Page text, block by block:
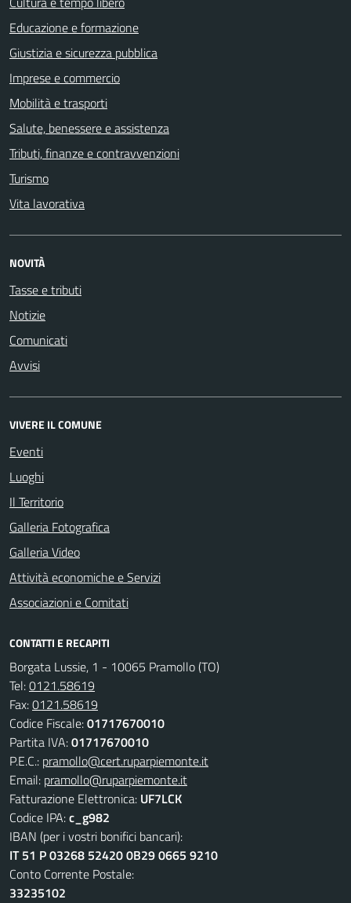
Educazione e formazione
Giustizia e sicurezza pubblica
Imprese e commercio
Mobilità e trasporti
Salute, benessere e assistenza
Tributi, finanze e contravvenzioni
Turismo
Vita lavorativa
NOVITÀ
Tasse e tributi
Notizie
Comunicati
Avvisi
VIVERE IL COMUNE
Eventi
Luoghi
Il Territorio
Galleria Fotografica
Galleria Video
Attività economiche e Servizi
Associazioni e Comitati
CONTATTI E RECAPITI
Borgata Lussie, 1 - 10065 Pramollo (TO)
Tel:0121.58619
Fax:0121.58619
Codice Fiscale:01717670010
Partita IVA:01717670010
P.E.C.: pramollo@cert.ruparpiemonte.it
Email: pramollo@ruparpiemonte.it
Fatturazione Elettronica: UF7LCK
Codice IPA:c_g982
IBAN (per i vostri bonifici bancari):
IT 51 P 03268 52420 0B29 0665 9210
Conto Corrente Postale:
33235102